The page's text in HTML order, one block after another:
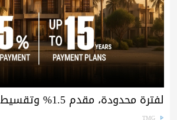
لفترة محدودة، مقدم 1.5% وتقسيط حتى 15 سنة